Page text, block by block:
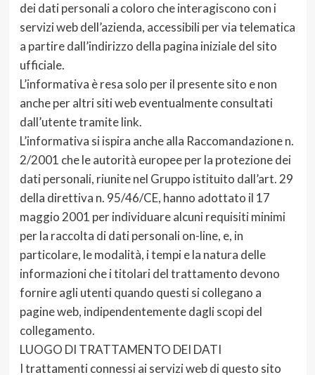
dei dati personali a coloro che interagiscono con i
servizi web dell’azienda, accessibili per via telematica
a partire dall’indirizzo della pagina iniziale del sito
ufficiale.
L’informativa è resa solo per il presente sito e non
anche per altri siti web eventualmente consultati
dall’utente tramite link.
L’informativa si ispira anche alla Raccomandazione n.
2/2001 che le autorità europee per la protezione dei
dati personali, riunite nel Gruppo istituito dall’art. 29
della direttiva n. 95/46/CE, hanno adottato il 17
maggio 2001 per individuare alcuni requisiti minimi
per la raccolta di dati personali on-line, e, in
particolare, le modalità, i tempi e la natura delle
informazioni che i titolari del trattamento devono
fornire agli utenti quando questi si collegano a
pagine web, indipendentemente dagli scopi del
collegamento.
LUOGO DI TRATTAMENTO DEI DATI
I trattamenti connessi ai servizi web di questo sito